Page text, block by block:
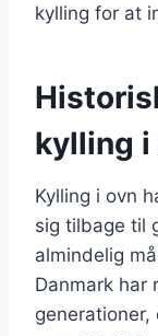
kylling for at
kylling
Kylling i ovn
sig tilbage til
almindelig
Danmark